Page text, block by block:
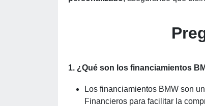
1. ¿Qué son los financiamientos
Los financiamientos BMW son
Financieros para facilitar la